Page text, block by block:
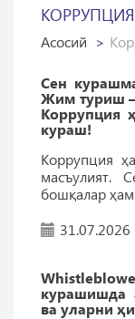
Асосий
Сен
Жим туриш
Коррупция
кураш!
Коррупция
масъулият.
бошқалар
31.07.2026
курашишда
ва уларни